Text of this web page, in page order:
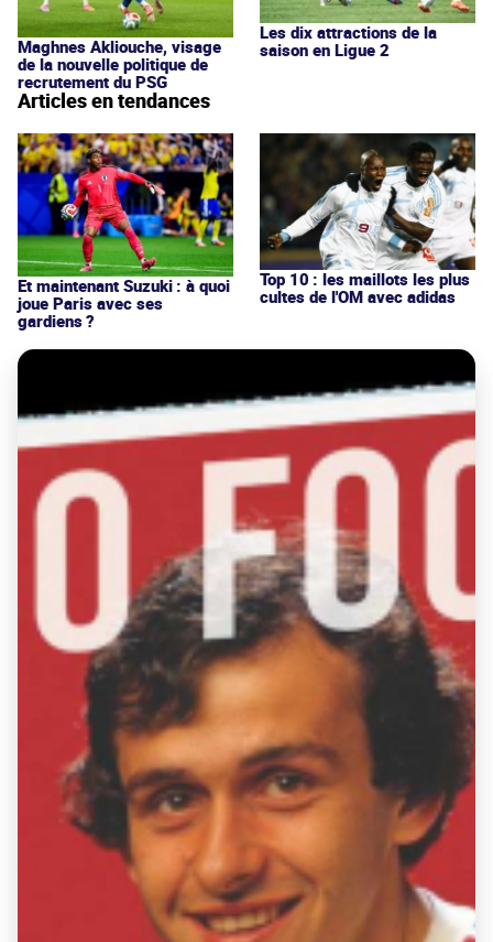
Maghnes Akliouche, visage
de la nouvelle politique de
recrutement du PSG
Les dix attractions de la
saison en Ligue 2
Articles en tendances
Et maintenant Suzuki : à quoi
joue Paris avec ses
gardiens ?
Top 10 : les maillots les plus
cultes de l'OM avec adidas